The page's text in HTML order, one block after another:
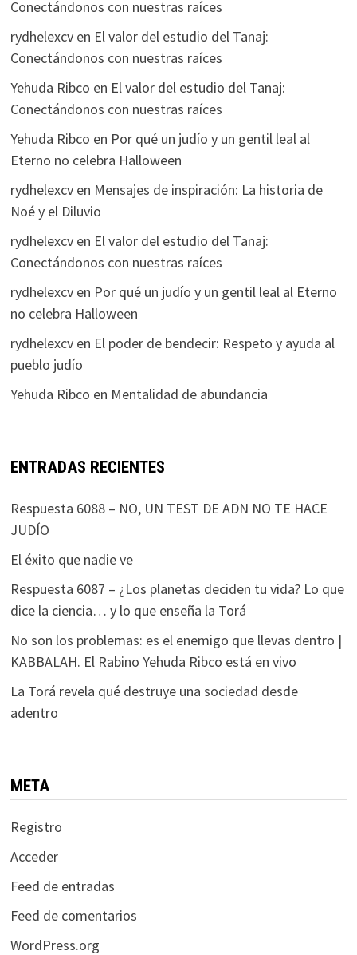
Conectándonos con nuestras raíces
rydhelexcven El valor del estudio del Tanaj:
Conectándonos con nuestras raíces
Yehuda Ribco en El valor del estudio del Tanaj:
Conectándonos con nuestras raíces
Yehuda Ribco en Por qué un judío y un gentil leal al
Eterno no celebra Halloween
rydhelexcven Mensajes de inspiración: La historia de
Noé y el Diluvio
rydhelexcven El valor del estudio del Tanaj:
Conectándonos con nuestras raíces
rydhelexcven Por qué un judío y un gentil leal al Eterno
no celebra Halloween
rydhelexcven El poder de bendecir: Respeto y ayuda al
pueblo judío
Yehuda Ribco en Mentalidad de abundancia
ENTRADAS RECIENTES
Respuesta 6088 – NO, UN TEST DE ADN NO TE HACE
JUDÍO
El éxito que nadie ve
Respuesta 6087 – ¿Los planetas deciden tu vida? Lo que
dice la ciencia… y lo que enseña la Torá
No son los problemas: es el enemigo que llevas dentro |
KABBALAH. El Rabino Yehuda Ribco está en vivo
La Torá revela qué destruye una sociedad desde
adentro
META
Registro
Acceder
Feed de entradas
Feed de comentarios
WordPress.org